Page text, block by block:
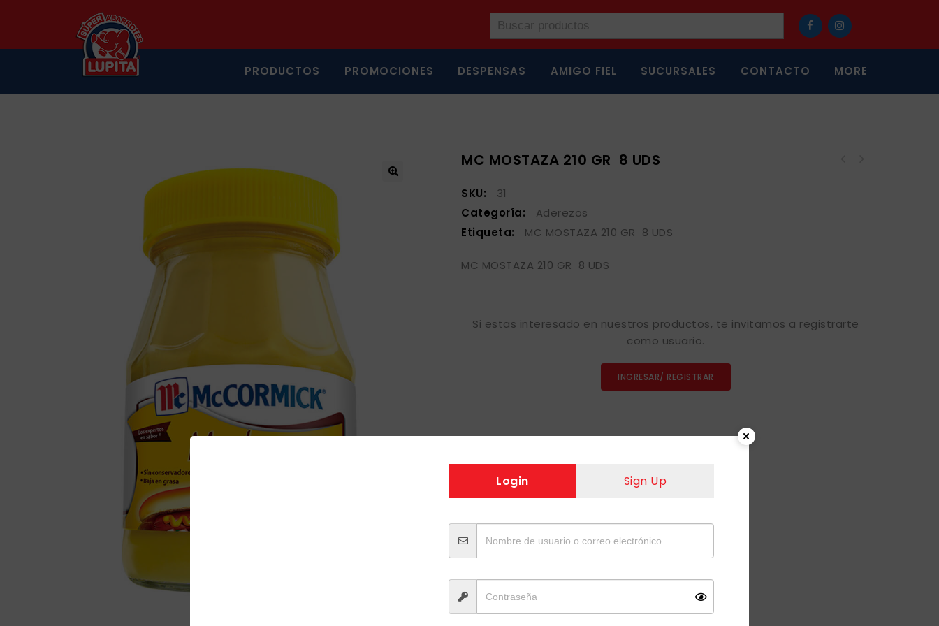
PRODUCTOS PROMOCIONES DESPENSAS AMIGO FIEL SUCURSALES CONTACTO MORE
MC MOSTAZA 210 GR 8 UDS
SKU:
31
Categoría:
Aderezos
Etiqueta:
MC MOSTAZA 210 GR 8 UDS
MC MOSTAZA 210 GR 8 UDS
Si estas interesado en nuestros productos, te invitamos a registrarte
como usuario.
INGRESAR/ REGISTRAR
Login Sign Up